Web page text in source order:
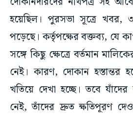
হয়েছিল। পুরসভা সূত্রে খবর,
পড়েছে। কর্তৃপক্ষের বক্তব্য, যে
সঙ্গে কিছু ক্ষেত্রে বর্তমান
নেই। কারণ, দোকান হস্তান্তর
খতিয়ে দেখা হচ্ছে। তবে যাঁদের
নেই, তাঁদের দ্রুত ক্ষতিপূরণ